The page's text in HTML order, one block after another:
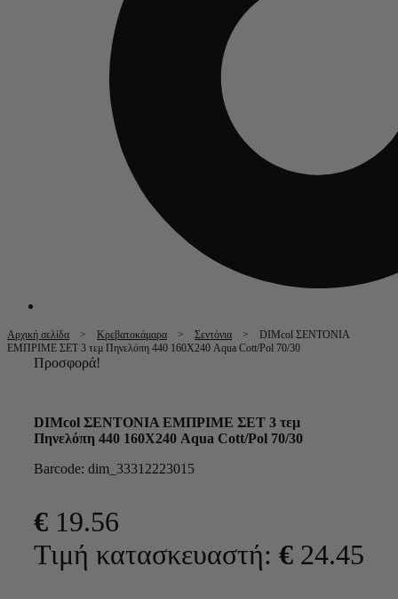
Αρχική σελίδα > Κρεβατοκάμαρα > Σεντόνια > DIMcol ΣΕΝΤΟΝΙΑ
ΕΜΠΡΙΜΕ ΣΕΤ 3 τεμ Πηνελόπη 440 160Χ240 Aqua Cott/Pol 70/30
Προσφορά!
DIMcol ΣΕΝΤΟΝΙΑ ΕΜΠΡΙΜΕ ΣΕΤ 3 τεμ
Πηνελόπη 440 160Χ240 Aqua Cott/Pol 70/30
Barcode: dim_33312223015
€ 19.56
Τιμή κατασκευαστή: € 24.45